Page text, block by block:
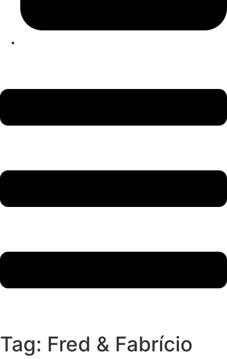
Tag: Fred & Fabrício